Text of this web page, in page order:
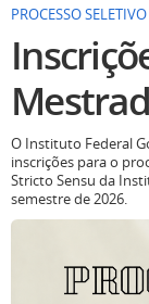
PROCESSO SELETIVO
O Instituto Federal
inscrições para o
Stricto Sensu da
semestre de 2026.